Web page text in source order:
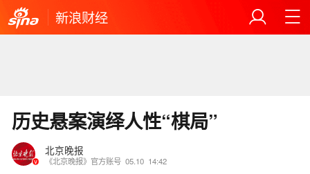
新浪财经
历史悬案演绎人性“棋局”
北京晚报
《北京晚报》官方账号 05.10 14:42